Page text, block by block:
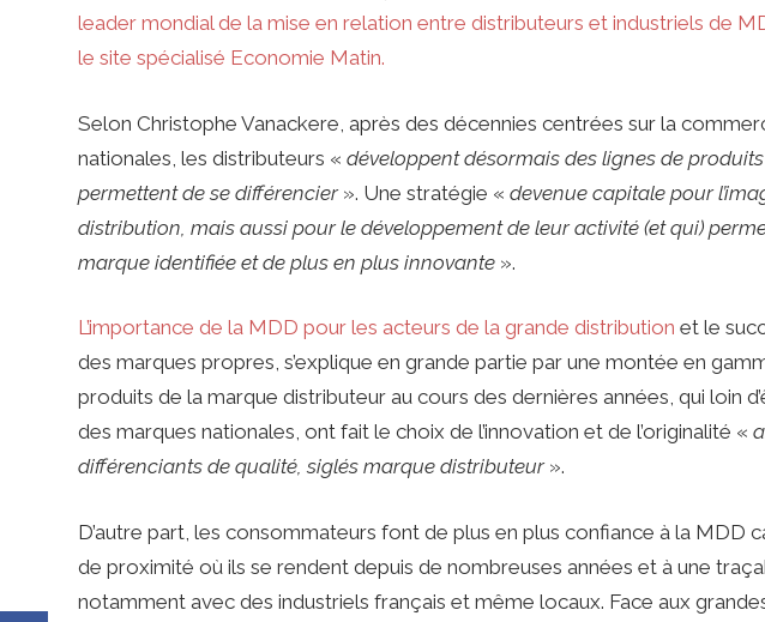
leader mondial de la mise en relation entre distributeurs et industriels de
le site spécialisé Economie Matin.
Selon Christophe Vanackere, après des décennies centrées sur la
nationales, les distributeurs « développent désormais des lignes de
permettent de se différencier». Une stratégie « devenue capitale pour
distribution, mais aussi pour le développement de leur activité (et qui)
marque identifiée et de plus en plus innovante ».
L’importance de la MDD pour les acteurs de la grande distribution et le
des marques propres, s’explique en grande partie par une montée en
produits de la marque distributeur au cours des dernières années, qui loin
des marques nationales, ont fait le choix de l’innovation et de l’originalité «
différenciants de qualité, siglés marque distributeur».
D’autre part, les consommateurs font de plus en plus confiance à la MDD
de proximité où ils se rendent depuis de nombreuses années et à une
notamment avec des industriels français et même locaux. Face aux